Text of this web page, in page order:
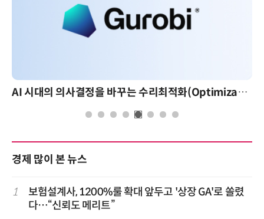
AI 시대의 의사결정을 바꾸는 수리최적화(Optimization): 실제 산업 적용 사례와 활용 전략
경제 많이 본 뉴스
1
보험설계사, 1200%룰 확대 앞두고 '상장 GA'로 쏠렸
다…“신뢰도 메리트”